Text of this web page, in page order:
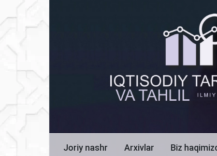
Joriy nashr Arxivlar Biz